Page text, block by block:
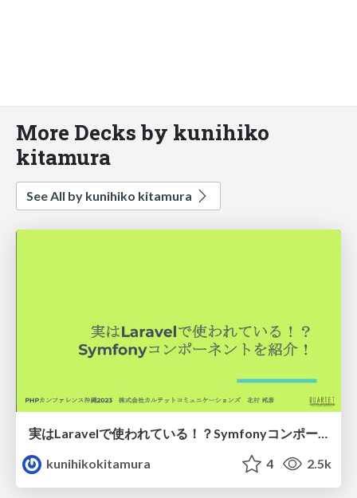
More Decks by kunihiko
kitamura
See All by kunihiko kitamura
実はLaravelで使われている！？Symfonyコンポーネントを紹介！
kunihikokitamura
4 2.5k